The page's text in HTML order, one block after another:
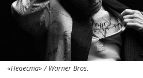
«Невеста» / Warner Bros.